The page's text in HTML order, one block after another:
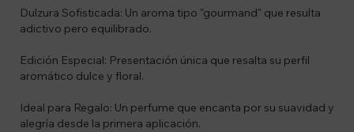
Dulzura Sofisticada: Un aroma tipo "gourmand" que resulta
adictivo pero equilibrado.
Edición Especial: Presentación única que resalta su perfil
aromático dulce y floral.
Ideal para Regalo: Un perfume que encanta por su suavidad y
alegría desde la primera aplicación.